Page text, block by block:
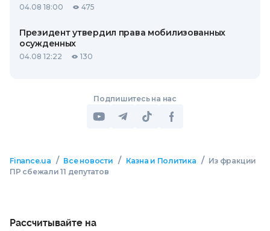
04.08 18:00 475
Президент утвердил права мобилизованных
осужденных
04.08 12:22 130
Подпишитесь на нас
Finance.ua / Все новости / Казна и Политика / Из фракции
ПР сбежали 11 депутатов
Рассчитывайте на